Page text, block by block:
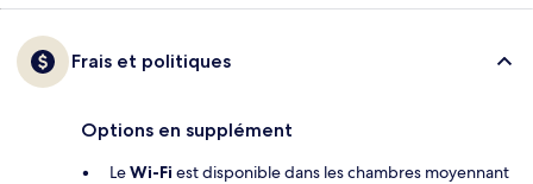
Frais et politiques
Options en supplément
LeWi-Fi est disponible dans les chambres moyennant